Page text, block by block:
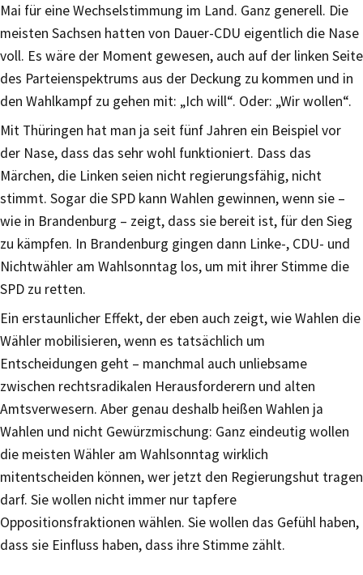
Mai für eine Wechselstimmung im Land. Ganz generell. Die
meisten Sachsen hatten von Dauer-CDU eigentlich die Nase
voll. Es wäre der Moment gewesen, auch auf der linken Seite
des Parteienspektrums aus der Deckung zu kommen und in
den Wahlkampf zu gehen mit: „Ich will“. Oder: „Wir wollen“.
Mit Thüringen hat man ja seit fünf Jahren ein Beispiel vor
der Nase, dass das sehr wohl funktioniert. Dass das
Märchen, die Linken seien nicht regierungsfähig, nicht
stimmt. Sogar die SPD kann Wahlen gewinnen, wenn sie –
wie in Brandenburg – zeigt, dass sie bereit ist, für den Sieg
zu kämpfen. In Brandenburg gingen dann Linke-, CDU- und
Nichtwähler am Wahlsonntag los, um mit ihrer Stimme die
SPD zu retten.
Ein erstaunlicher Effekt, der eben auch zeigt, wie Wahlen die
Wähler mobilisieren, wenn es tatsächlich um
Entscheidungen geht – manchmal auch unliebsame
zwischen rechtsradikalen Herausforderern und alten
Amtsverwesern. Aber genau deshalb heißen Wahlen ja
Wahlen und nicht Gewürzmischung: Ganz eindeutig wollen
die meisten Wähler am Wahlsonntag wirklich
mitentscheiden können, wer jetzt den Regierungshut tragen
darf. Sie wollen nicht immer nur tapfere
Oppositionsfraktionen wählen. Sie wollen das Gefühl haben,
dass sie Einfluss haben, dass ihre Stimme zählt.